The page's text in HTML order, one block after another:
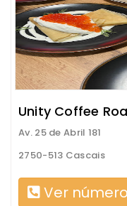
Unity Coffee
Av. 25 de Abril 181
2750-513 Cascais
Ver